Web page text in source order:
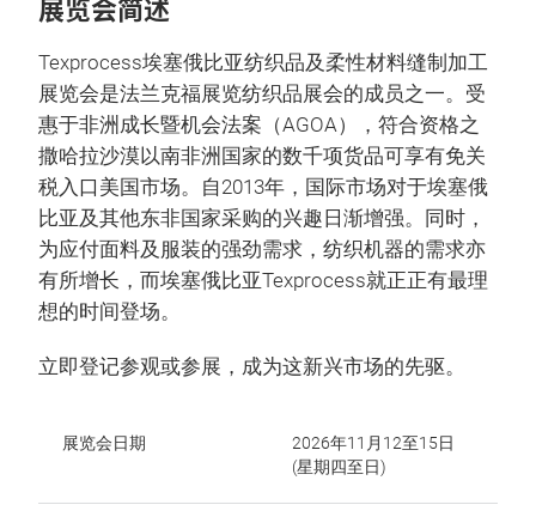
Texprocess埃塞俄比亚纺织品及柔性材料缝制加工
展览会是法兰克福展览纺织品展会的成员之一。受
惠于非洲成长暨机会法案（AGOA），符合资格之
撒哈拉沙漠以南非洲国家的数千项货品可享有免关
税入口美国市场。自2013年，国际市场对于埃塞俄
比亚及其他东非国家采购的兴趣日渐增强。同时，
为应付面料及服装的强劲需求，纺织机器的需求亦
有所增长，而埃塞俄比亚Texprocess就正正有最理
想的时间登场。
立即登记参观或参展，成为这新兴市场的先驱。
展览会日期
2026年11月12至15日
(星期四至日)